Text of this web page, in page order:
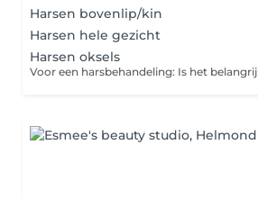
Harsen bovenlip/kin
Harsen hele gezicht
Harsen oksels